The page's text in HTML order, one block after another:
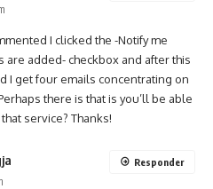
I clicked the -Notify me
are added- checkbox and after this
I get four emails concentrating on
there is that is you’ll be able
service? Thanks!
Responder